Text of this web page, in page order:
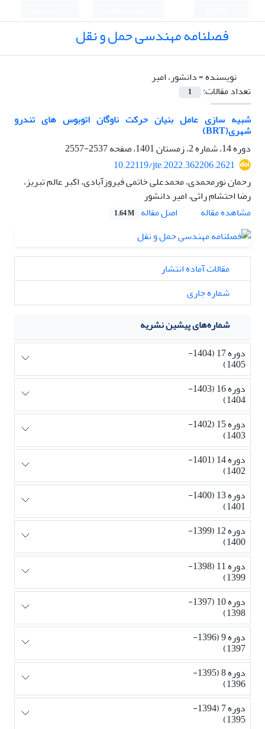
فصلنامه مهندسی حمل و نقل
نویسنده =دانشور، امیر
تعداد مقالات:
1
شبیه سازی عامل بنیان حرکت ناوگان اتوبوس های تندرو
شهری(BRT)
دوره 14، شماره 2، زمستان 1401، صفحه
2537-2557
10.22119/jte.2022.362206.2621
رحمان نورمحمدی، محمدعلی خاتمی فیروزآبادی، اکبر عالم تبریز،
رضا احتشام راثی، امیر دانشور
مشاهده مقاله
اصل مقاله 1.64 M
مقالات آماده انتشار
شماره جاری
شماره‌های پیشین نشریه
دوره 17 (1404-
1405)
دوره 16 (1403-
1404)
دوره 15 (1402-
1403)
دوره 14 (1401-
1402)
دوره 13 (1400-
1401)
دوره 12 (1399-
1400)
دوره 11 (1398-
1399)
دوره 10 (1397-
1398)
دوره 9 (1396-
1397)
دوره 8 (1395-
1396)
دوره 7 (1394-
1395)